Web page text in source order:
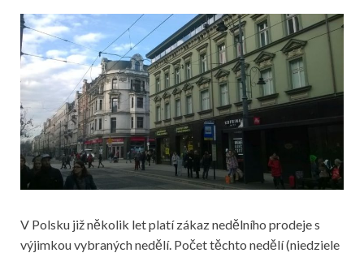
V Polsku již několik let platí zákaz nedělního prodeje s
výjimkou vybraných nedělí. Počet těchto nedělí (niedziele